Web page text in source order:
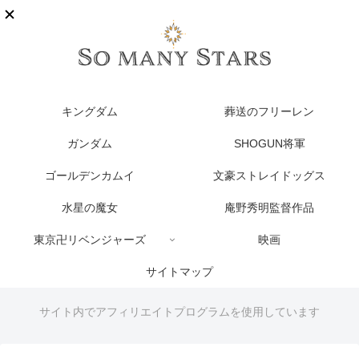
キングダム 葬送のフリーレン
ガンダム SHOGUN将軍
ゴールデンカムイ 文豪ストレイドッグス
水星の魔女 庵野秀明監督作品
東京卍リベンジャーズ 映画
サイトマップ
サイト内でアフィリエイトプログラムを使用しています